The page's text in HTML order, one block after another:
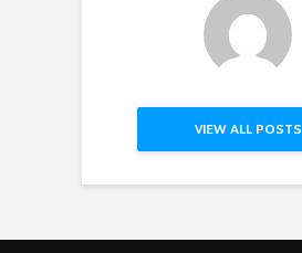
VIEW ALL POSTS